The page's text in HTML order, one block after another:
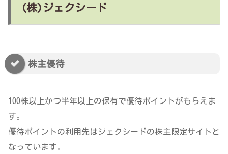
(株)ジェクシード
株主優待
100株以上かつ半年以上の保有で優待ポイントがもらえま
す。
優待ポイントの利用先はジェクシードの株主限定サイトと
なっています。